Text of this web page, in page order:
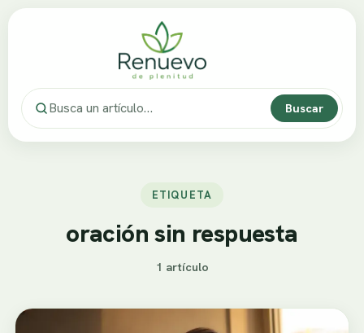
Buscar
ETIQUETA
oración sin respuesta
1 artículo